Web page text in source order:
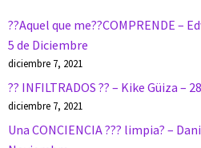
??Aquel que me??COMPRENDE –
5 de Diciembre
diciembre 7, 2021
?? INFILTRADOS ?? – Kike Güiza –
diciembre 7, 2021
Una CONCIENCIA ??? limpia? –